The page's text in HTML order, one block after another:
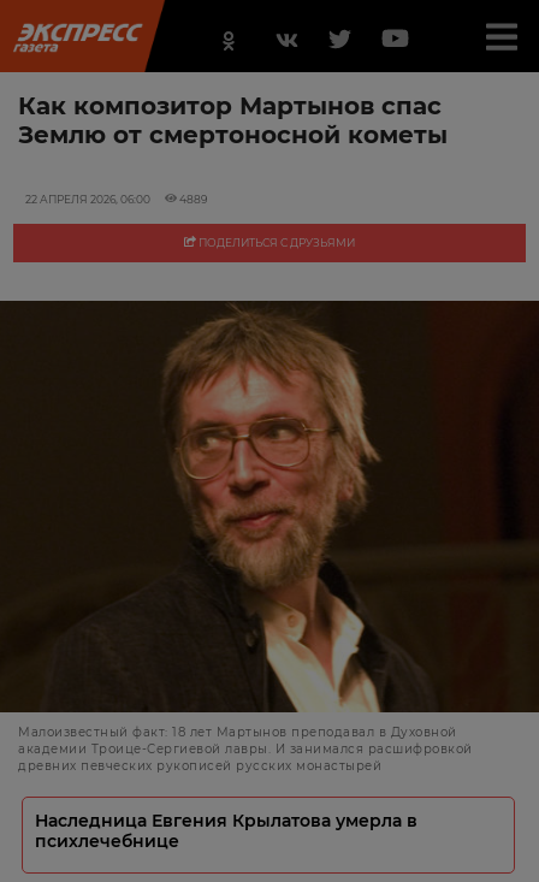
Как композитор Мартынов спас
Землю от смертоносной кометы
22 АПРЕЛЯ 2026, 06:00 4889
ПОДЕЛИТЬСЯ С ДРУЗЬЯМИ
Малоизвестный факт: 18 лет Мартынов преподавал в Духовной
академии Троице-Сергиевой лавры. И занимался расшифровкой
древних певческих рукописей русских монастырей
Наследница Евгения Крылатова умерла в
психлечебнице